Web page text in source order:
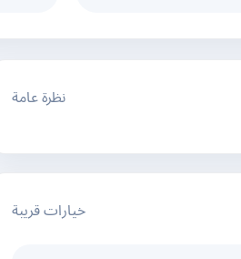
نظرة عامة
خيارات قريبة